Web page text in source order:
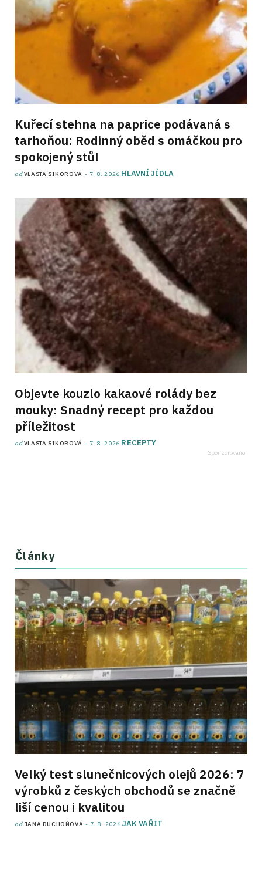
Kuřecí stehna na paprice podávaná s
tarhoňou: Rodinný oběd s omáčkou pro
spokojený stůl
odVLASTA SIKOROVÁ 7. 8. 2026 HLAVNÍ JÍDLA
Objevte kouzlo kakaové rolády bez
mouky: Snadný recept pro každou
příležitost
odVLASTA SIKOROVÁ 7. 8. 2026 RECEPTY
Články
Velký test slunečnicových olejů 2026: 7
výrobků z českých obchodů se značně
liší cenou i kvalitou
od JANA DUCHOŇOVÁ 7. 8. 2026 JAK VAŘIT